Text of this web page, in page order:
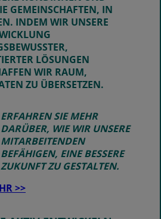
GEMEINSCHAFTEN, IN
INDEM WIR UNSERE
LÖSUNGEN
WIR RAUM,
ZU ÜBERSETZEN.
ERFAHREN SIE MEHR
DARÜBER, WIE WIR UNSERE
MITARBEITENDEN
BEFÄHIGEN, EINE BESSERE
ZUKUNFT ZU GESTALTEN.
>>